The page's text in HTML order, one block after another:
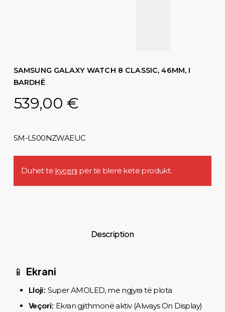
SAMSUNG GALAXY WATCH 8 CLASSIC, 46MM, I
BARDHË
539,00 €
SM-L500NZWAEUC
Duhet të kyçeni për të blerë këtë produkt.
Description
📱 Ekrani
Lloji: Super AMOLED, me ngjyra të plota
Veçori: Ekran gjithmonë aktiv (Always On Display)